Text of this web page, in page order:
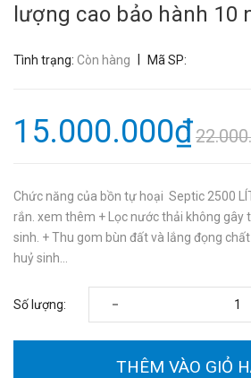
lượng cao bảo hành 10
Tình trạng: Còn hàng | Mã SP:
15.000.000₫
Chức năng của bồn tự hoại Septic 2500
rắn. xem thêm + Lọc nước thải không gây
sinh. + Thu gom bùn đất và lắng đọng
huỷ sinh...
Số lượng: -
THÊM VÀO GIỎ